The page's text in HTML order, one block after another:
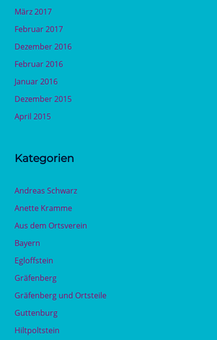
März 2017
Februar 2017
Dezember 2016
Februar 2016
Januar 2016
Dezember 2015
April 2015
Kategorien
Andreas Schwarz
Anette Kramme
Aus dem Ortsverein
Bayern
Egloffstein
Gräfenberg
Gräfenberg und Ortsteile
Guttenburg
Hiltpoltstein